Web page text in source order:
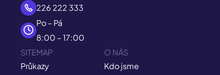
226 222 333
Po – Pá
8:00 – 17:00
SITEMAP
Průkazy
O NÁS
Kdo jsme